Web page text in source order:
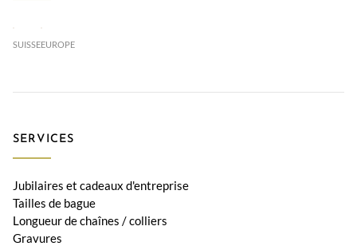
SUISSEEUROPE
SERVICES
Jubilaires et cadeaux d'entreprise
Tailles de bague
Longueur de chaînes / colliers
Gravures